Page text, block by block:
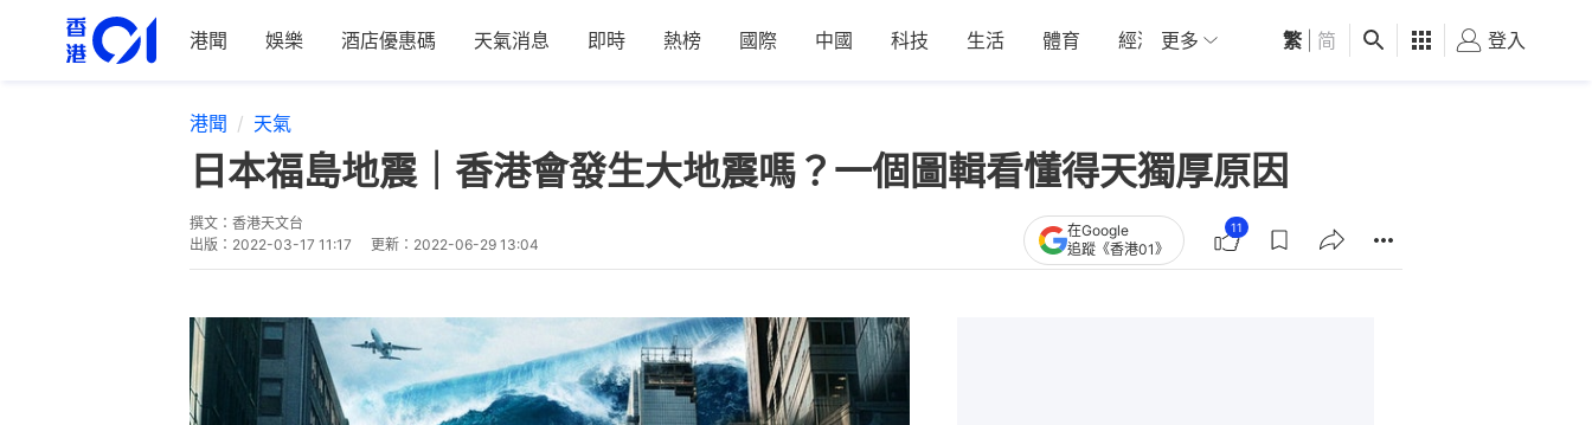
港聞 娛樂 酒店優惠碼 天氣消息 即時 熱榜 國際 中國 科技 生活 體育 經濟 01深圳 觀點 健康 好食玩飛
更多 繁 简 登入
港聞 天氣
日本福島地震｜香港會發生大地震嗎？一個圖輯看懂得天獨厚原因
撰文： 香港天文台
出版： 2022-03-17 11:17 更新： 2022-06-29 13:04
在Google
追蹤《香港01》
11